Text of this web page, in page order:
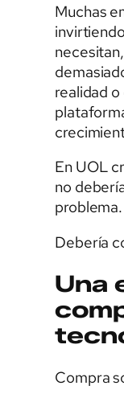
Muchas
realidad
En UOL
no
problema.
Debería
Una
Compra